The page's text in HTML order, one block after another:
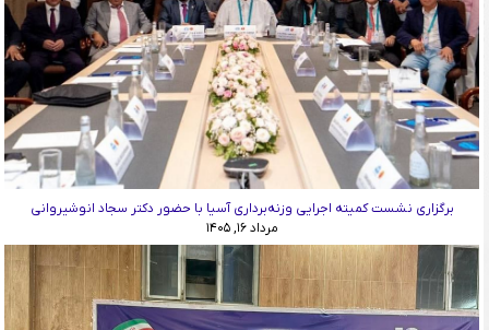
برگزاری نشست کمیته اجرایی وزنه‌برداری آسیا با حضور دکتر سجاد انوشیروانی
مرداد ۱۶, ۱۴۰۵